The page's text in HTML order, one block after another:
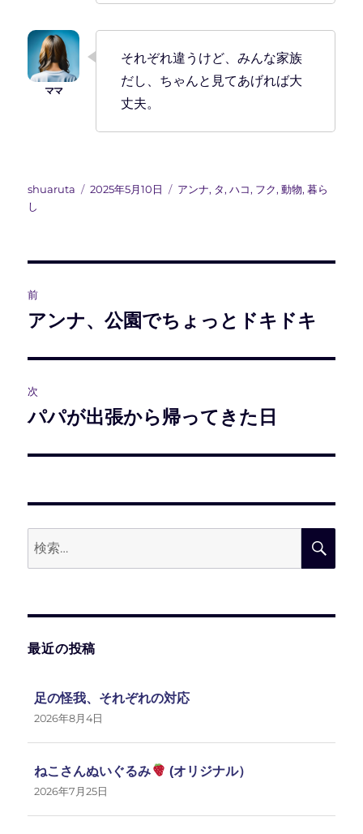
それぞれ違うけど、みんな家族
だし、ちゃんと見てあげれば大
丈夫。
投
稿
shuaruta
投
2025年5月10日
カ
アンナ, タ,ハコ, フク,動物,暮ら
し
稿
ビ
ゲ
ー
ョ
ン
前
前
投
稿:
アンナ、公園でちょっとドキドキ
次
次
投
パパが出張から帰ってきた日
索
最近の投稿
足の怪我、それぞれの対応
2026年8月4日
ねこさんぬいぐるみ (オリジナル）
2026年7月25日